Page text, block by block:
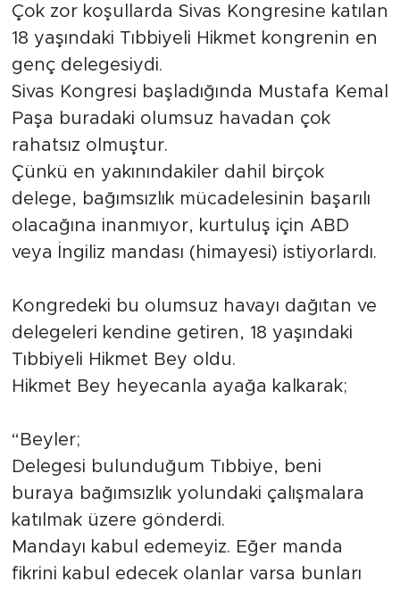
Çok zor koşullarda Sivas Kongresine katılan
18 yaşındaki Tıbbiyeli Hikmet kongrenin en
genç delegesiydi.
Sivas Kongresi başladığında Mustafa Kemal
Paşa buradaki olumsuz havadan çok
rahatsız olmuştur.
Çünkü en yakınındakiler dahil birçok
delege, bağımsızlık mücadelesinin başarılı
olacağına inanmıyor, kurtuluş için ABD
veya İngiliz mandası (himayesi) istiyorlardı.
Kongredeki bu olumsuz havayı dağıtan ve
delegeleri kendine getiren, 18 yaşındaki
Tıbbiyeli Hikmet Bey oldu.
Hikmet Bey heyecanla ayağa kalkarak;
“Beyler;
Delegesi bulunduğum Tıbbiye, beni
buraya bağımsızlık yolundaki çalışmalara
katılmak üzere gönderdi.
Mandayı kabul edemeyiz. Eğer manda
fikrini kabul edecek olanlar varsa bunları